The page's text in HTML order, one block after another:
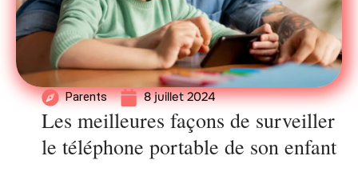
Parents 8 juillet 2024
Les meilleures façons de surveiller
le téléphone portable de son enfant